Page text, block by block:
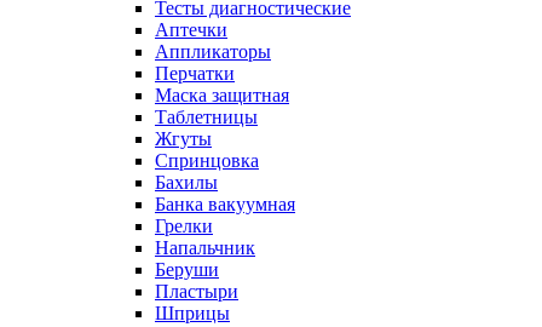
Тесты диагностические
Аптечки
Аппликаторы
Перчатки
Маска защитная
Таблетницы
Жгуты
Спринцовка
Бахилы
Банка вакуумная
Грелки
Напальчник
Беруши
Пластыри
Шприцы